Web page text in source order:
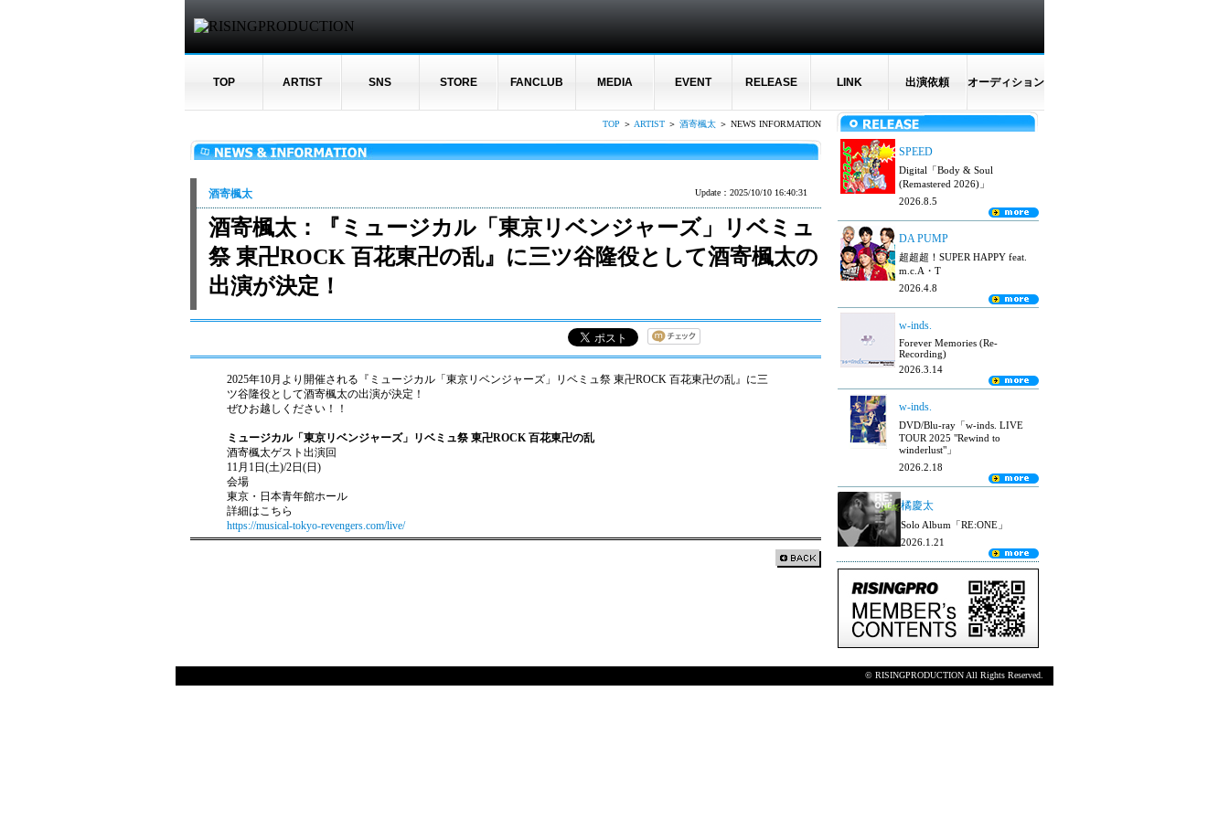
TOP ARTIST SNS STORE FANCLUB MEDIA EVENT RELEASE LINK 出演依頼 オーディション
TOP ＞ ARTIST ＞ 酒寄楓太 ＞ NEWS INFORMATION
酒寄楓太 Update：2025/10/10 16:40:31
酒寄楓太：『ミュージカル「東京リベンジャーズ」リベミュ
祭 東卍ROCK 百花東卍の乱』に三ツ⾕隆役として酒寄楓太の
出演が決定！
2025年10月より開催される『ミュージカル「東京リベンジャーズ」リベミュ祭 東卍ROCK 百花東卍の乱』に三
ツ⾕隆役として酒寄楓太の出演が決定！
ぜひお越しください！！
ミュージカル「東京リベンジャーズ」リベミュ祭 東卍ROCK 百花東卍の乱
酒寄楓太ゲスト出演回
11月1日(土)/2日(日)
会場
東京・⽇本⻘年館ホール
詳細はこちら
https://musical-tokyo-revengers.com/live/
SPEED
Digital「Body & Soul
(Remastered 2026)」
2026.8.5
DA PUMP
超超超！SUPER HAPPY feat.
m.c.A・T
2026.4.8
w-inds.
Forever Memories (Re-
Recording)
2026.3.14
w-inds.
DVD/Blu-ray「w-inds. LIVE
TOUR 2025 "Rewind to
winderlust"」
2026.2.18
橘慶太
Solo Album「RE:ONE」
2026.1.21
© RISINGPRODUCTION All Rights Reserved.